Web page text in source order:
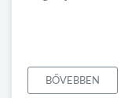
BŐVEBBEN